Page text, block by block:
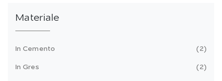
Materiale
In Cemento 2
In Gres 2